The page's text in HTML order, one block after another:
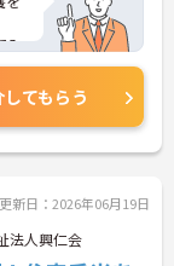
入
イ
気
てもらう
更新日：2026年06月19日
法人興仁会